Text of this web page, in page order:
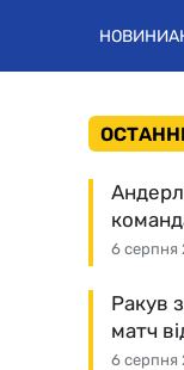
НОВИНИ
6 серпня
6 серпня
Ракув
матч